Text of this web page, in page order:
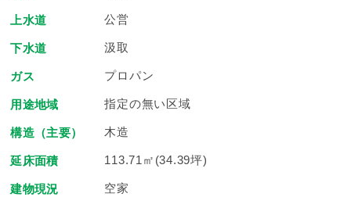
上水道 公営
下水道 汲取
ガス プロパン
用途地域 指定の無い区域
構造（主要） 木造
延床面積 113.71㎡(34.39坪)
建物現況 空家